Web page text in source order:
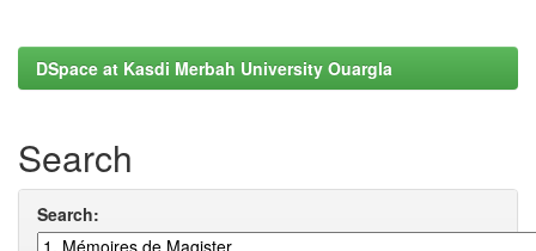
DSpace at Kasdi Merbah University Ouargla
Search
Search: